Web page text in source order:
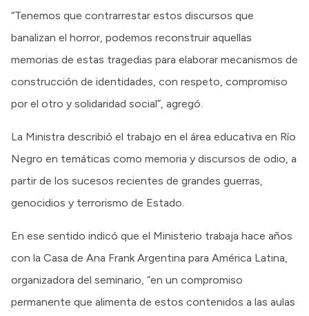
“Tenemos que contrarrestar estos discursos que
banalizan el horror, podemos reconstruir aquellas
memorias de estas tragedias para elaborar mecanismos de
construcción de identidades, con respeto, compromiso
por el otro y solidaridad social”, agregó.
La Ministra describió el trabajo en el área educativa en Río
Negro en temáticas como memoria y discursos de odio, a
partir de los sucesos recientes de grandes guerras,
genocidios y terrorismo de Estado.
En ese sentido indicó que el Ministerio trabaja hace años
con la Casa de Ana Frank Argentina para América Latina,
organizadora del seminario, “en un compromiso
permanente que alimenta de estos contenidos a las aulas